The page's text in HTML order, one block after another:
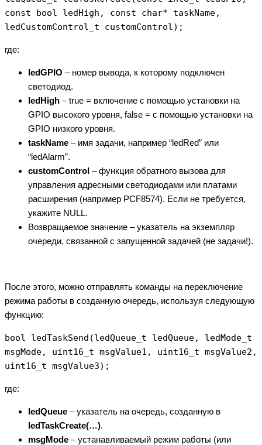
const bool ledHigh, const char* taskName,
ledCustomControl_t customControl);
где:
ledGPIO – номер вывода, к которому подключен
светодиод.
ledHigh – true = включение с помощью установки на
GPIO высокого уровня, false = с помощью установки на
GPIO низкого уровня.
taskName – имя задачи, например “ledRed” или
“ledAlarm”.
customControl – функция обратного вызова для
управления адресными светодиодами или платами
расширения (например PCF8574). Если не требуется,
укажите NULL.
Возвращаемое значение – указатель на экземпляр
очереди, связанной с запущенной задачей (не задачи!).
После этого, можно отправлять команды на переключение
режима работы в созданную очередь, используя следующую
функцию:
bool ledTaskSend(ledQueue_t ledQueue, ledMode_t
msgMode, uint16_t msgValue1, uint16_t msgValue2,
uint16_t msgValue3);
где:
ledQueue – указатель на очередь, созданную в
ledTaskCreate(…).
msgMode – устанавливаемый режим работы (или